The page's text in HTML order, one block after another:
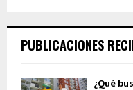
PUBLICACIONES
¿Qué